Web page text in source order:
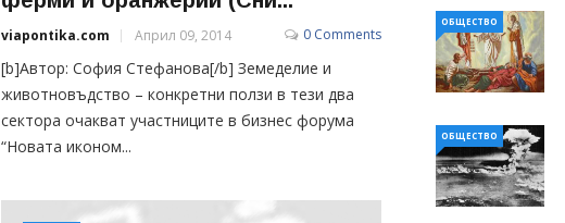
viapontika.com Април 09, 2014 0 Comments
[b]Автор: София Стефанова[/b] Земеделие и
животновъдство – конкретни ползи в тези два
сектора очакват участниците в бизнес форума
“Новата иконом...
ОБЩЕСТВО
ОБЩЕСТВО